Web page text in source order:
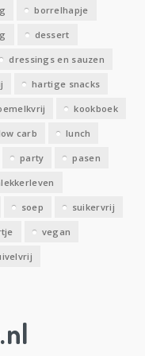
borrelhapje
dessert
dressings en sauzen
hartige snacks
kookboek
carb lunch
party pasen
soep suikervrij
vegan